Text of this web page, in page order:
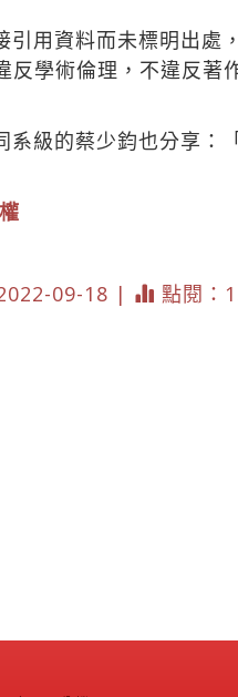
用資料而未標明出處
學術倫理，不違反著
級的蔡少鈞也分享：
09-18 | 點閱：